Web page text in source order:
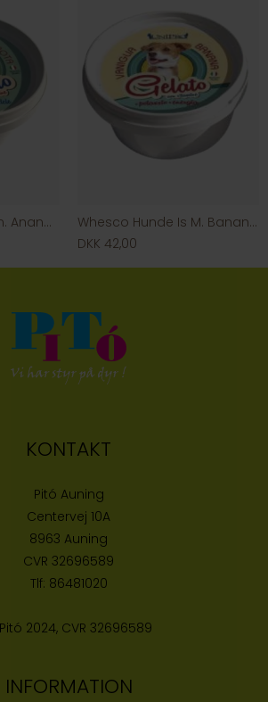
Whesco Hunde Is m. Ananas & Gulerod
Whesco Hunde Is M. Banan & Vanilje
DKK 42,00
KONTAKT
Pitó Auning
Centervej 10A
8963 Auning
CVR 32696589
Tlf: 86481020
2024, CVR 32696589
INFORMATION